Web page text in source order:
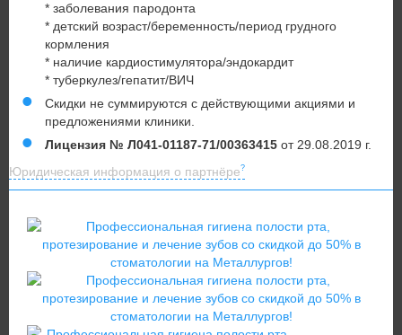
* заболевания пародонта
* детский возраст/беременность/период грудного
кормления
* наличие кардиостимулятора/эндокардит
* туберкулез/гепатит/ВИЧ
Скидки не суммируются с действующими акциями и
предложениями клиники.
Лицензия № Л041-01187-71/00363415 от 29.08.2019 г.
Юридическая информация о партнёре